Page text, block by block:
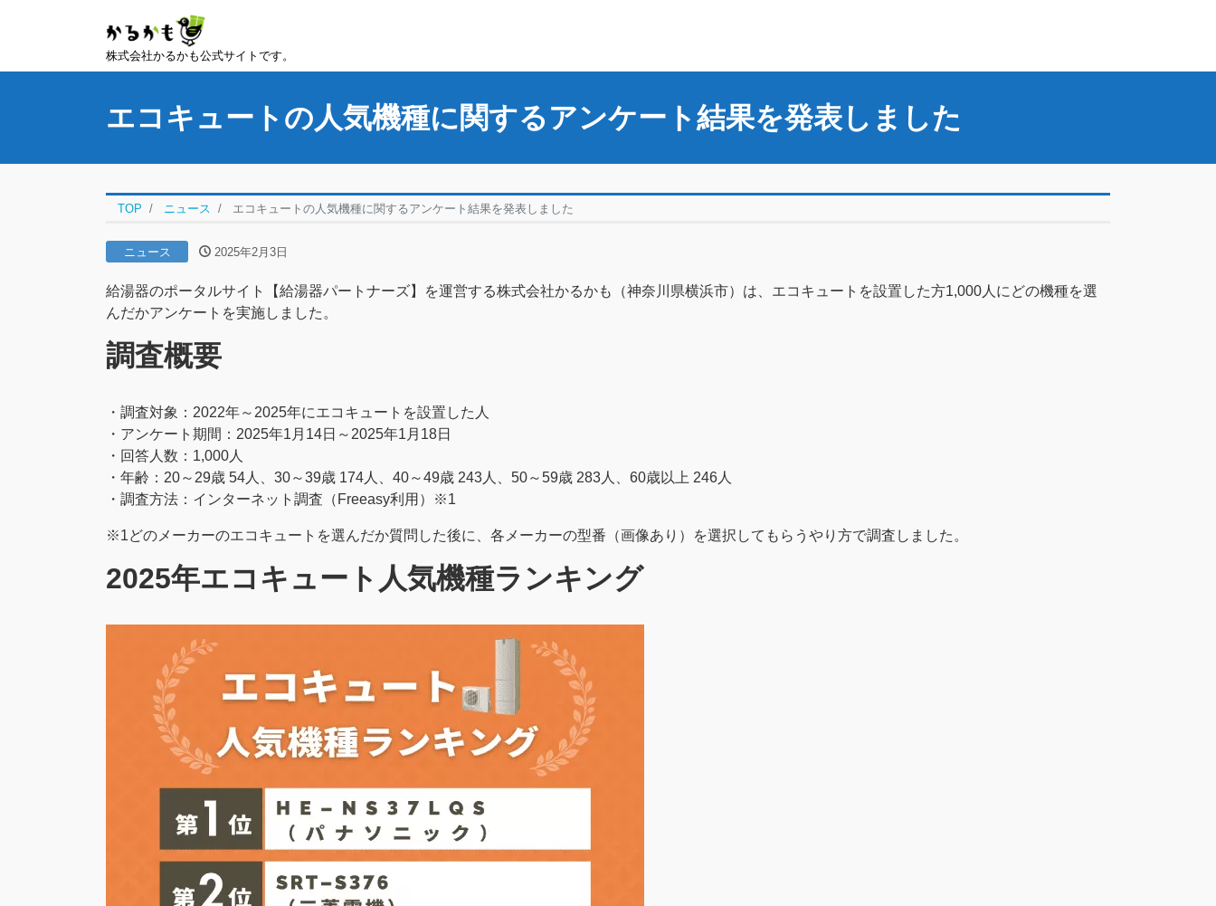
株式会社かるかも公式サイトです。
エコキュートの人気機種に関するアンケート結果を発表しました
TOP ニュース エコキュートの人気機種に関するアンケート結果を発表しました
ニュース 2025年2月3日
給湯器のポータルサイト【給湯器パートナーズ】を運営する株式会社かるかも（神奈川県横浜市）は、エコキュートを設置した方1,000人にどの機種を選
んだかアンケートを実施しました。
調査概要
・調査対象：2022年～2025年にエコキュートを設置した人
・アンケート期間：2025年1月14日～2025年1月18日
・回答人数：1,000人
・年齢：20～29歳 54人、30～39歳 174人、40～49歳 243人、50～59歳 283人、60歳以上 246人
・調査方法：インターネット調査（Freeasy利用）※1
※1どのメーカーのエコキュートを選んだか質問した後に、各メーカーの型番（画像あり）を選択してもらうやり方で調査しました。
2025年エコキュート人気機種ランキング